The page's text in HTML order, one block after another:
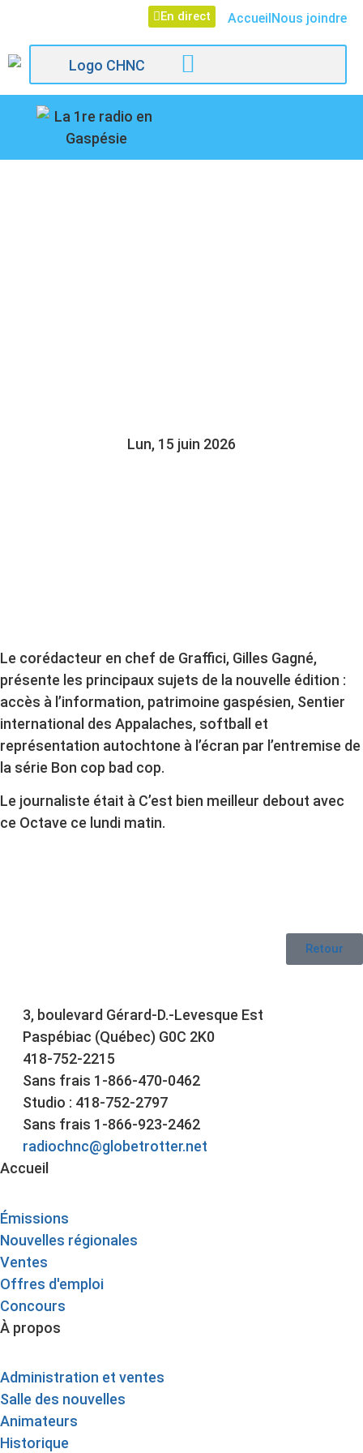
En direct AccueilNous joindre
Lun, 15 juin 2026
Le corédacteur en chef de Graffici, Gilles Gagné,
présente les principaux sujets de la nouvelle édition :
accès à l’information, patrimoine gaspésien, Sentier
international des Appalaches, softball et
représentation autochtone à l’écran par l’entremise de
la série Bon cop bad cop.
Le journaliste était à C’est bien meilleur debout avec
ce Octave ce lundi matin.
Retour
3, boulevard Gérard-D.-Levesque Est
Paspébiac (Québec) G0C 2K0
418-752-2215
Sans frais 1-866-470-0462
Studio : 418-752-2797
Sans frais 1-866-923-2462
radiochnc@globetrotter.net
Accueil
Émissions
Nouvelles régionales
Ventes
Offres d'emploi
Concours
À propos
Administration et ventes
Salle des nouvelles
Animateurs
Historique